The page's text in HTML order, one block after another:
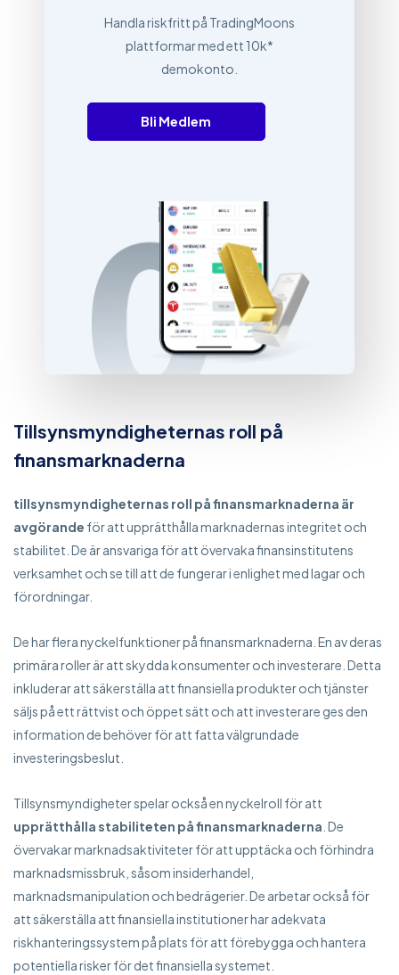
Handla riskfritt på TradingMoons
plattformar med ett 10k*
demokonto.
Bli Medlem
Tillsynsmyndigheternas roll på
finansmarknaderna
tillsynsmyndigheternas roll på finansmarknaderna är
avgörande för att upprätthålla marknadernas integritet och
stabilitet. De är ansvariga för att övervaka finansinstitutens
verksamhet och se till att de fungerar i enlighet med lagar och
förordningar.
De har flera nyckelfunktioner på finansmarknaderna. En av deras
primära roller är att skydda konsumenter och investerare. Detta
inkluderar att säkerställa att finansiella produkter och tjänster
säljs på ett rättvist och öppet sätt och att investerare ges den
information de behöver för att fatta välgrundade
investeringsbeslut.
Tillsynsmyndigheter spelar också en nyckelroll för att
upprätthålla stabiliteten på finansmarknaderna . De
övervakar marknadsaktiviteter för att upptäcka och förhindra
marknadsmissbruk, såsom insiderhandel,
marknadsmanipulation och bedrägerier. De arbetar också för
att säkerställa att finansiella institutioner har adekvata
riskhanteringssystem på plats för att förebygga och hantera
potentiella risker för det finansiella systemet.